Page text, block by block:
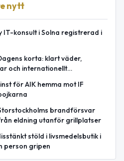
nytt
IT-konsult i Solna registrerad i
korta: klart väder,
och internationellt
för AIK hemma mot IF
brandförsvar
eldning utanför grillplatser
stöld i livsmedelsbutik i
person gripen